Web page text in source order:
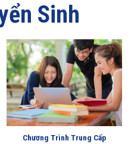
Sinh
Chương Trình Trung Cấp